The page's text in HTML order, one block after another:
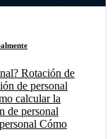
Rotación de
de personal
calcular la
de personal
Cómo